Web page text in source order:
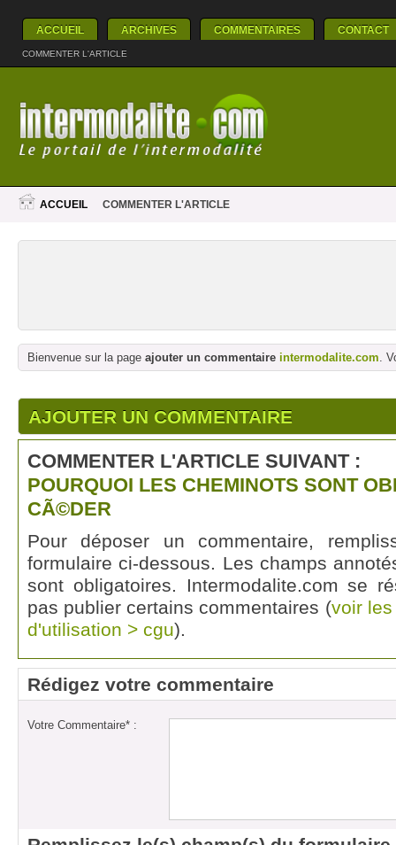
ACCUEIL ARCHIVES COMMENTAIRES CONTACT
COMMENTER L'ARTICLE
ACCUEIL COMMENTER L'ARTICLE
Bienvenue sur la page ajouter un commentaire intermodalite.com.
AJOUTER UN COMMENTAIRE
COMMENTER L'ARTICLE SUIVANT :
POURQUOI LES CHEMINOTS SONT
CÃ©DER
Pour déposer un commentaire,
formulaire ci-dessous. Les champs
sont obligatoires. Intermodalite.com se
pas publier certains commentaires (voir
d'utilisation > cgu).
Rédigez votre commentaire
Votre Commentaire* :